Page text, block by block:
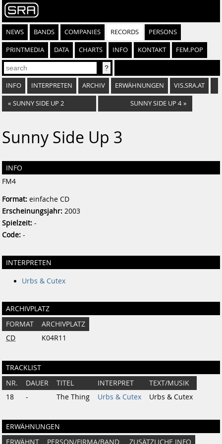
NEWS BANDS COMPANIES RECORDS PERSONS
PRINTMEDIA DATA CHARTS INFO KONTAKT FEM.POP
INFO INTERPRETEN ARCHIV ERWÄHNUNGEN VIS.SRA.AT
« SUNNY SIDE UP 2 SUNNY SIDE UP 4 »
Sunny Side Up 3
INFO
FM4
Format: einfache CD
Erscheinungsjahr: 2003
Spielzeit: -
Code: -
INTERPRETEN
Urbs & Cutex
ARCHIVPLATZ
FORMAT
ARCHIVPLATZ
CD
K04R11
TRACKLIST
NR. DAUER TITEL INTERPRET
TEXT/MUSIK
18
- The Thing Urbs & Cutex Urbs & Cutex
ERWÄHNUNGEN
ERWÄHNT PERSON/FIRMA/BAND ZUSÄTZLICHE INFO